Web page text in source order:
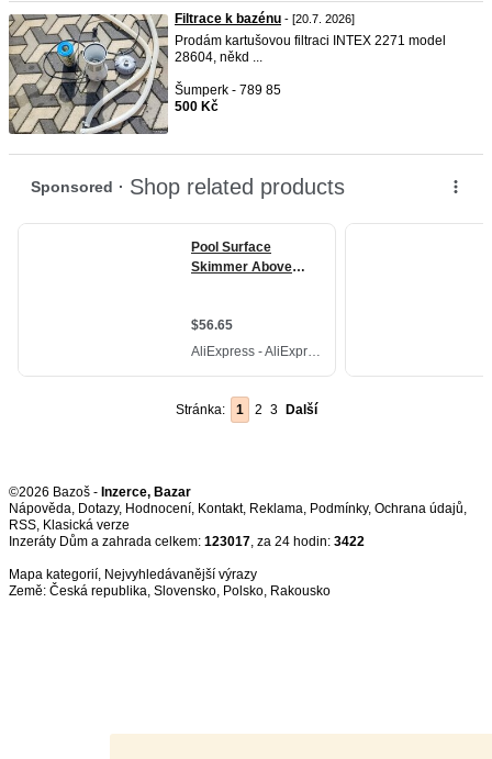
Filtrace k bazénu - [20.7. 2026]
Prodám kartušovou filtraci INTEX 2271 model
28604, někd ...
Šumperk - 789 85
500 Kč
Stránka: 1 2 3 Další
©2026 Bazoš - Inzerce, Bazar
Nápověda, Dotazy, Hodnocení, Kontakt, Reklama, Podmínky, Ochrana údajů,
RSS,
Inzeráty Dům a zahrada celkem: 123017, za 24 hodin: 3422
Mapa kategorií, Nejvyhledávanější výrazy
Země: Česká republika, Slovensko, Polsko, Rakousko